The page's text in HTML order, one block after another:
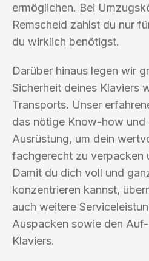
ermöglichen. Bei
Remscheid zahlst du nur
du wirklich benötigst.
Darüber hinaus legen wir
Sicherheit deines Klaviers
Transports. Unser
das nötige Know-how und
Ausrüstung, um dein
fachgerecht zu verpacken
Damit du dich voll und
konzentrieren kannst,
auch weitere
Auspacken sowie den
Klaviers.